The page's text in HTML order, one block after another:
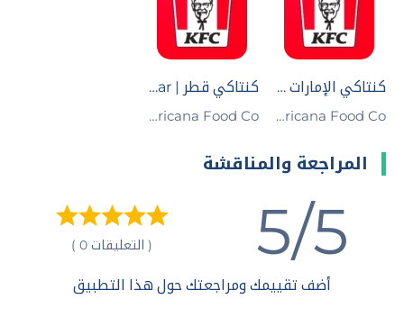
كنتاكي الإمارات | KFC UAE
Americana Food Co‏
كنتاكي قطر | KFC Qatar
Americana Food Co‏
المراجعة والمناقشة
5/5 ( التعليقات 0 )
أضف تقييمك ومراجعتك حول هذا التطبيق